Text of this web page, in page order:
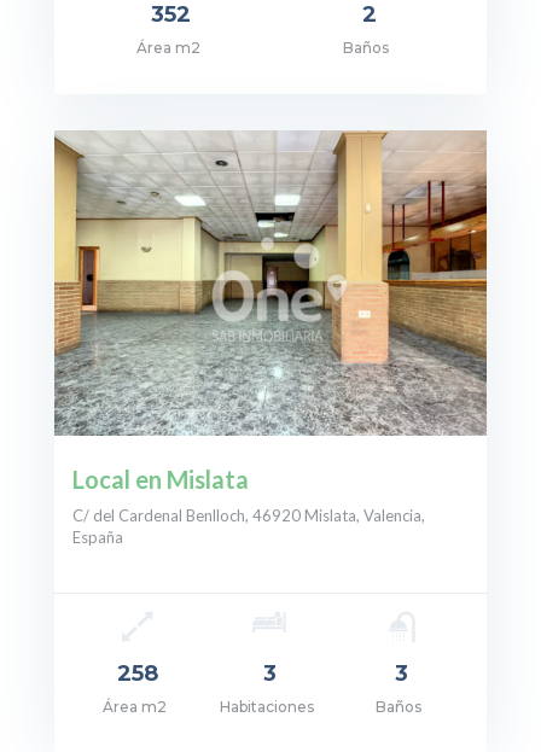
750.000€
352
Área m2
2
Baños
Local en Mislata
C/ del Cardenal Benlloch, 46920 Mislata, Valencia,
España
258
Área m2
3
Habitaciones
3
Baños